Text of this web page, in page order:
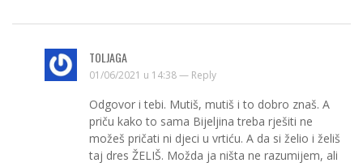
TOLJAGA
01/06/2021 u 14:38 — Reply
Odgovor i tebi. Mutiš, mutiš i to dobro znaš. A
priču kako to sama Bijeljina treba rješiti ne
možeš pričati ni djeci u vrtiću. A da si želio i želiš
taj dres ŽELIŠ. Možda ja ništa ne razumijem, ali